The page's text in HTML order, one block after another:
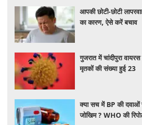
आपकी छोटी-छोटी
का कारण, ऐसे करें बचाव
गुजरात में चांदीपुरा
मृतकों की संख्या हुई 23
क्या सच में BP की
जोखिम ? WHO की